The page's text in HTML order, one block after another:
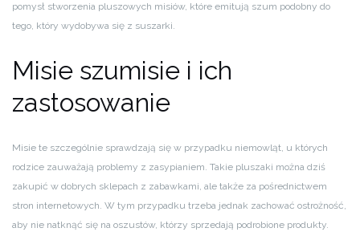
pomysł stworzenia pluszowych misiów, które emitują szum podobny do
tego, który wydobywa się z suszarki.
Misie szumisie i ich
zastosowanie
Misie te szczególnie sprawdzają się w przypadku niemowląt, u których
rodzice zauważają problemy z zasypianiem. Takie pluszaki można dziś
zakupić w dobrych sklepach z zabawkami, ale także za pośrednictwem
stron internetowych. W tym przypadku trzeba jednak zachować ostrożność,
aby nie natknąć się na oszustów, którzy sprzedają podrobione produkty.